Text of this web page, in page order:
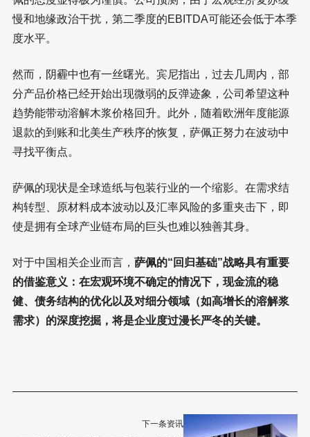
慢和地缘政治干扰，第二季度的EBITDA可能还会低于本季
度水平。
然而，阴霾中也有一丝曙光。宾尼指出，过去几周内，部
分产品价格已经开始出现微弱的反弹迹象，公司希望这种
趋势能带动溶解木浆价格回升。此外，随着欧洲年度能源
退款的到账和北美生产秩序的恢复，萨佩正努力在波动中
寻找平衡点。
萨佩的现状是全球造纸与包装行业的一个缩影。在需求结
构转型、原材料成本波动以及汇率风险的多重夹击下，即
使是拥有全球产业链布局的巨头也难以独善其身。
对于中国相关企业而言， 萨佩的“回归基础”战略具有重要
的借鉴意义：在宏观环境不确定的情况下，现金流的稳
健、债务结构的优化以及对细分领域（如高增长的溶解浆
需求）的深度挖掘，将是企业度过漫长严冬的关键。
下一条资讯